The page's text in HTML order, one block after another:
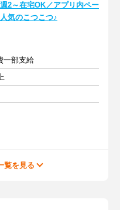
週2～在宅OK／アプリ内ペー
気のこつこつ♪
一部支給
覧を見る